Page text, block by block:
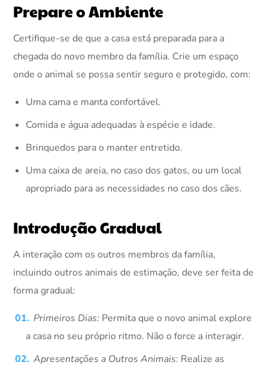
Prepare o Ambiente
Certifique-se de que a casa está preparada para a
chegada do novo membro da família. Crie um espaço
onde o animal se possa sentir seguro e protegido, com:
Uma cama e manta confortável.
Comida e água adequadas à espécie e idade.
Brinquedos para o manter entretido.
Uma caixa de areia, no caso dos gatos, ou um local
apropriado para as necessidades no caso dos cães.
Introdução Gradual
A interação com os outros membros da família,
incluindo outros animais de estimação, deve ser feita de
forma gradual:
Primeiros Dias: Permita que o novo animal explore
a casa no seu próprio ritmo. Não o force a interagir.
Apresentações a Outros Animais: Realize as